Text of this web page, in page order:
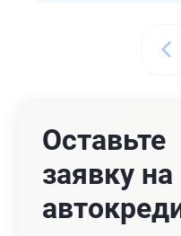
Оставьте
заявку на